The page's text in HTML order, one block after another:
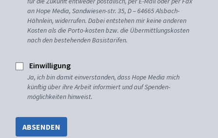
an Hope Media, Sandwiesen-str. 35, D – 64665 Alsbach-
Hähnlein, widerrufen. Dabei entstehen mir keine anderen
Kosten als die Porto-kosten bzw. die Übermittlungskosten
nach den bestehenden Basistarifen.
Einwilligung
Ja, ich bin damit einverstanden, dass Hope Media mich
künftig über ihre Arbeit informiert und auf Spenden-
möglichkeiten hinweist.
ABSENDEN